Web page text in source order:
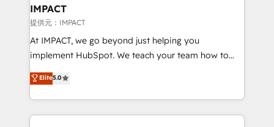
Integration templates that put HubSpot in the center
of your tech stack, syncing... 🛍️ Shopify or
WooCommerce 💲 Stripe or Paypal 💰 Sage or
Netsuite 🤖 Google or Microsoft ✍️ DocuSign or
the rare Advanced "Custom Integrations"
Accreditation, securely sync data across... 🔄 any
IMPACT
提供元：IMPACT
At IMPACT, we go beyond just helping you
implement HubSpot. We teach your team how to
master it. As the creators of the Endless Customers
System™ (the next evolution of They Ask, You
Answer), we’re the only HubSpot partner built
entirely around coaching and training. That means
Elite5.0